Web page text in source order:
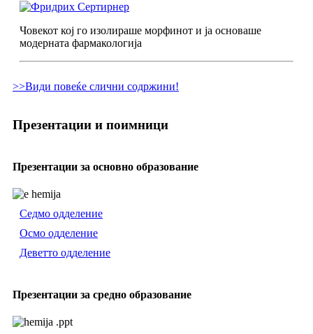
Човекот кој го изолираше морфинот и ја основаше
модерната фармакологија
>>Види повеќе слични содржини!
Презентации и поимници
Презентации за основно образование
Седмо одделение
Осмо одделение
Деветто одделение
Презентации за средно образование